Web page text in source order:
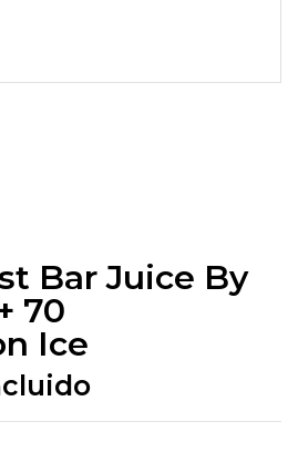
Bar Juice By
70
Ice